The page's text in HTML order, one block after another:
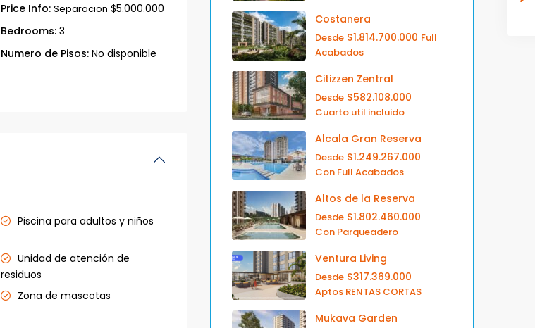
Price Info: Separacion $5.000.000
Bedrooms: 3
Numero de Pisos: No disponible
Piscina para adultos y niños
Unidad de atención de
residuos
Zona de mascotas
Costanera
Desde $1.814.700.000 Full
Acabados
Citizzen Zentral
Desde $582.108.000
Cuarto util incluido
Alcala Gran Reserva
Desde $1.249.267.000
Con Full Acabados
Altos de la Reserva
Desde $1.802.460.000
Con Parqueadero
Ventura Living
Desde $317.369.000
Aptos RENTAS CORTAS
Mukava Garden